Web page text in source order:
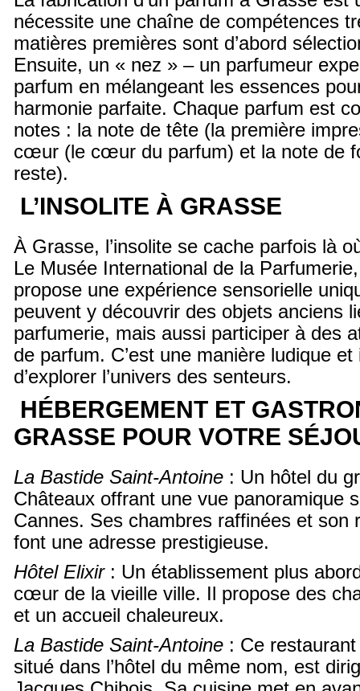
nécessite une chaîne de compétences
matières premières sont d’abord
Ensuite, un « nez » – un parfumeur
parfum en mélangeant les essences
harmonie parfaite. Chaque parfum est
notes : la note de tête (la première
cœur (le cœur du parfum) et la note de
reste).
L’INSOLITE À GRASSE
À Grasse, l’insolite se cache parfois là
Le Musée International de la
propose une expérience sensorielle
peuvent y découvrir des objets anciens
parfumerie, mais aussi participer à des
de parfum. C’est une manière ludique
d’explorer l’univers des senteurs.
HÉBERGEMENT ET
GRASSE POUR VOTRE
La Bastide Saint-Antoine : Un hôtel du
Châteaux offrant une vue panoramique
Cannes. Ses chambres raffinées et son
font une adresse prestigieuse.
Hôtel Elixir: Un établissement plus
cœur de la vieille ville. Il propose des
et un accueil chaleureux.
La Bastide Saint-Antoine : Ce
situé dans l’hôtel du même nom, est